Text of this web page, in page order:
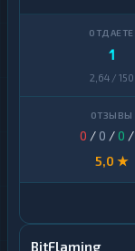
1
2,64 / 150
0 / 0 /0 /
5,0 ★
BitFlaming